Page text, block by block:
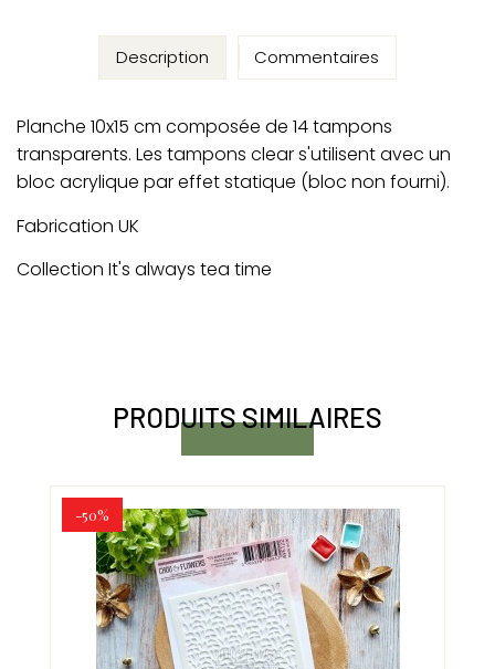
Description
Planche 10x15 cm composée de 14 tampons
transparents. Les tampons clear s'utilisent avec un
bloc acrylique par effet statique (bloc non fourni).
Fabrication UK
Collection It's always tea time
Commentaires
PRODUITS SIMILAIRES
-50%